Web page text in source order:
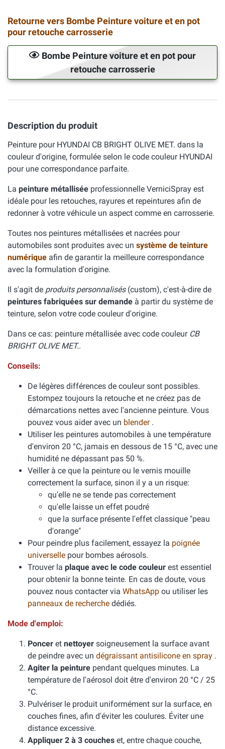
Retourne vers Bombe Peinture voiture et en pot
pour retouche carrosserie
Bombe Peinture voiture et en pot pour
retouche carrosserie
Description du produit
Peinture pour HYUNDAI CB BRIGHT OLIVE MET. dans la
couleur d'origine, formulée selon le code couleur HYUNDAI
pour une correspondance parfaite.
La peinture métallisée professionnelle VerniciSpray est
idéale pour les retouches, rayures et repeintures afin de
redonner à votre véhicule un aspect comme en carrosserie.
Toutes nos peintures métallisées et nacrées pour
automobiles sont produites avec un système de teinture
numérique afin de garantir la meilleure correspondance
avec la formulation d'origine.
Il s'agit de produits personnalisés(custom), c'est-à-dire de
peintures fabriquées sur demande à partir du système de
teinture, selon votre code couleur d'origine.
Dans ce cas: peinture métallisée avec code couleur CB
BRIGHT OLIVE MET..
Conseils:
De légères différences de couleur sont possibles.
Estompez toujours la retouche et ne créez pas de
démarcations nettes avec l'ancienne peinture. Vous
pouvez vous aider avec un blender .
Utiliser les peintures automobiles à une température
d'environ 20 °C, jamais en dessous de 15 °C, avec une
humidité ne dépassant pas 50 %.
Veiller à ce que la peinture ou le vernis mouille
correctement la surface, sinon il y a un risque:
qu'elle ne se tende pas correctement
qu'elle laisse un effet poudré
que la surface présente l'effet classique "peau
d'orange"
Pour peindre plus facilement, essayez la poignée
universelle pour bombes aérosols.
Trouver la plaque avec le code couleur est essentiel
pour obtenir la bonne teinte. En cas de doute, vous
pouvez nous contacter via WhatsApp ou utiliser les
panneaux de recherche dédiés.
Mode d'emploi:
Poncer et nettoyer soigneusement la surface avant
de peindre avec un dégraissant antisilicone en spray .
Agiter la peinture pendant quelques minutes. La
température de l'aérosol doit être d'environ 20 °C / 25
°C.
Pulvériser le produit uniformément sur la surface, en
couches fines, afin d'éviter les coulures. Éviter une
distance excessive.
Appliquer 2 à 3 couches et, entre chaque couche,